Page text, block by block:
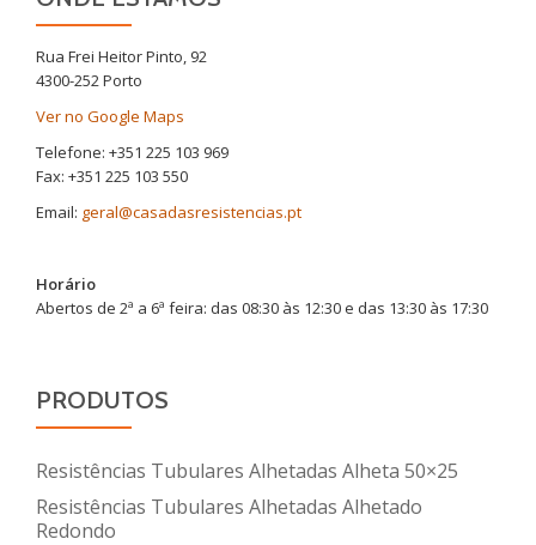
Rua Frei Heitor Pinto, 92
4300-252 Porto
Ver no Google Maps
Telefone: +351 225 103 969
Fax: +351 225 103 550
Email: geral@casadasresistencias.pt
Horário
Abertos de 2ª a 6ª feira: das 08:30 às 12:30 e das 13:30 às 17:30
PRODUTOS
Resistências Tubulares Alhetadas Alheta 50×25
Resistências Tubulares Alhetadas Alhetado
Redondo